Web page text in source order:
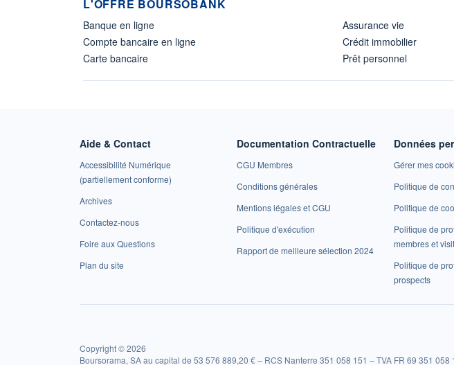
L'OFFRE BOURSOBANK
Banque en ligne
Compte bancaire en ligne
Carte bancaire
Assurance vie
Crédit immobilier
Prêt personnel
Aide & Contact
Accessibilité Numérique
(partiellement conforme)
Archives
Contactez-nous
Foire aux Questions
Plan du site
Documentation Contractuelle
CGU Membres
Conditions générales
Mentions légales et CGU
Politique d'exécution
Rapport de meilleure sélection 2024
Données
Gérer mes
Politique de
Politique de
Politique de
membres et
Politique de
prospects
Copyright © 2026
Boursorama, SA au capital de 53 576 889,20 € – RCS Nanterre 351 058 151 – TVA FR 69 351